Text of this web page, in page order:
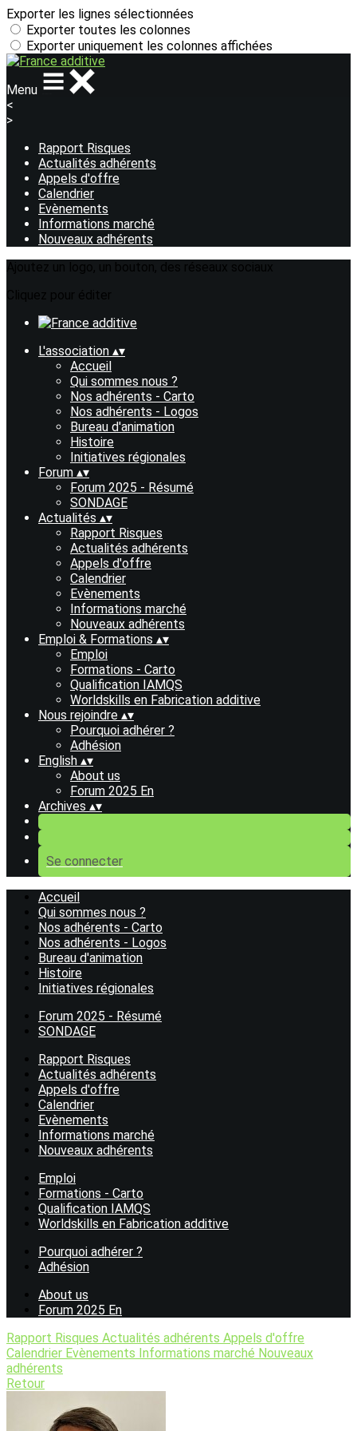
Exporter les lignes sélectionnées
Exporter toutes les colonnes
Exporter uniquement les colonnes affichées
Menu
<
>
Rapport Risques
Actualités adhérents
Appels d'offre
Calendrier
Evènements
Informations marché
Nouveaux adhérents
L'association ▴▾
Accueil
Qui sommes nous ?
Nos adhérents - Carto
Nos adhérents - Logos
Bureau d'animation
Histoire
Initiatives régionales
Forum ▴▾
Forum 2025 - Résumé
SONDAGE
Actualités ▴▾
Rapport Risques
Actualités adhérents
Appels d'offre
Calendrier
Evènements
Informations marché
Nouveaux adhérents
Emploi & Formations ▴▾
Emploi
Formations - Carto
Qualification IAMQS
Worldskills en Fabrication additive
Nous rejoindre ▴▾
Pourquoi adhérer ?
Adhésion
English ▴▾
About us
Forum 2025 En
Archives ▴▾
Se connecter
Accueil
Qui sommes nous ?
Nos adhérents - Carto
Nos adhérents - Logos
Bureau d'animation
Histoire
Initiatives régionales
Forum 2025 - Résumé
SONDAGE
Rapport Risques
Actualités adhérents
Appels d'offre
Calendrier
Evènements
Informations marché
Nouveaux adhérents
Emploi
Formations - Carto
Qualification IAMQS
Worldskills en Fabrication additive
Pourquoi adhérer ?
Adhésion
About us
Forum 2025 En
Rapport Risques Actualités adhérents Appels d'offre
Calendrier Evènements Informations marché Nouveaux
adhérents
Retour